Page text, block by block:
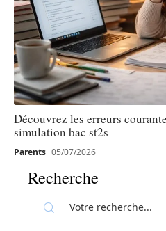
Découvrez les erreurs
simulation bac st2s
Parents 05/07/2026
Recherche